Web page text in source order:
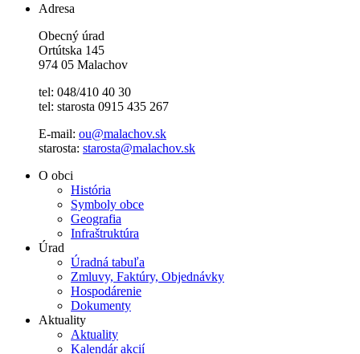
Adresa
Obecný úrad
Ortútska 145
974 05 Malachov
tel: 048/410 40 30
tel: starosta 0915 435 267
E-mail: ou@malachov.sk
starosta: starosta@malachov.sk
O obci
História
Symboly obce
Geografia
Infraštruktúra
Úrad
Úradná tabuľa
Zmluvy, Faktúry, Objednávky
Hospodárenie
Dokumenty
Aktuality
Aktuality
Kalendár akcií